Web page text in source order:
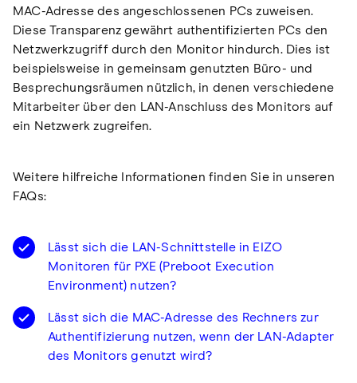
MAC-Adresse des angeschlossenen PCs zuweisen.
Diese Transparenz gewährt authentifizierten PCs den
Netzwerkzugriff durch den Monitor hindurch. Dies ist
beispielsweise in gemeinsam genutzten Büro- und
Besprechungsräumen nützlich, in denen verschiedene
Mitarbeiter über den LAN-Anschluss des Monitors auf
ein Netzwerk zugreifen.
Weitere hilfreiche Informationen finden Sie in unseren
FAQs:
Lässt sich die LAN-Schnittstelle in EIZO
Monitoren für PXE (Preboot Execution
Environment) nutzen?
Lässt sich die MAC-Adresse des Rechners zur
Authentifizierung nutzen, wenn der LAN-Adapter
des Monitors genutzt wird?